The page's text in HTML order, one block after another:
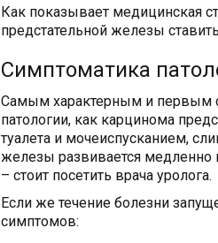
Как показывает медицинская
предстательной железы
Симптоматика
Самым характерным и первым
патологии, как карцинома
туалета и мочеиспусканием,
железы развивается
– стоит посетить врача уролога.
Если же течение болезни
симптомов: